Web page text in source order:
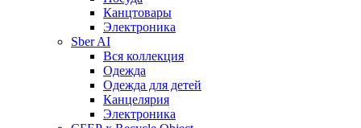
Канцтовары
Электроника
Sber AI
Вся коллекция
Одежда
Одежда для детей
Канцелярия
Электроника